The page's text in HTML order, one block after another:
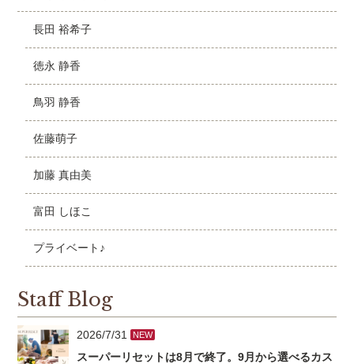
長田 裕希子
徳永 静香
鳥羽 静香
佐藤萌子
加藤 真由美
富田 しほこ
プライベート♪
Staff Blog
2026/7/31 NEW
スーパーリセットは8月で終了。9月から選べるカス